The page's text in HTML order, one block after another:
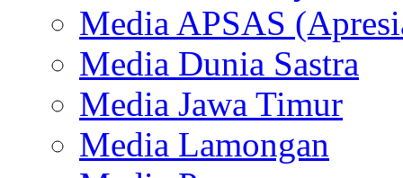
Media APSAS
Media Dunia Sastra
Media Jawa Timur
Media Lamongan